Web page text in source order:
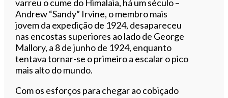
varreu o cume do Himalaia, há um século –
Andrew “Sandy” Irvine, o membro mais
jovem da expedição de 1924, desapareceu
nas encostas superiores ao lado de George
Mallory, a 8 de junho de 1924, enquanto
tentava tornar-se o primeiro a escalar o pico
mais alto do mundo.
Com os esforços para chegar ao cobiçado